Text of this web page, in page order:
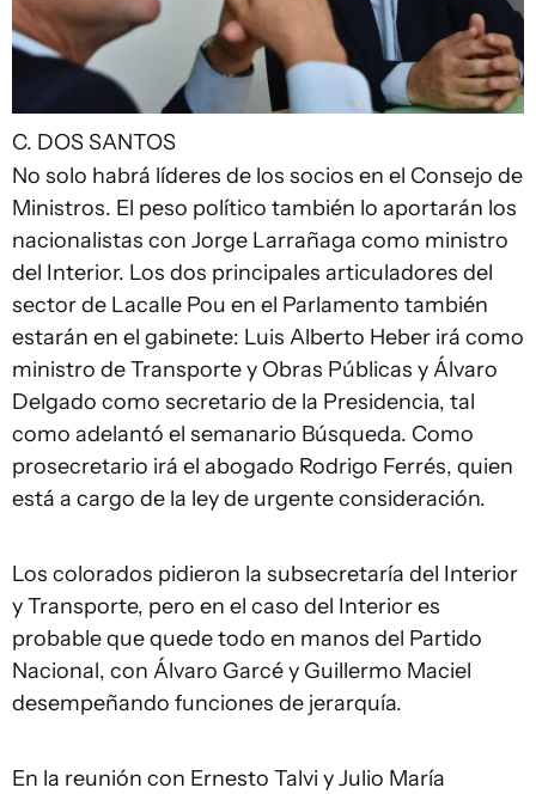
C. DOS SANTOS
No solo habrá líderes de los socios en el Consejo de
Ministros. El peso político también lo aportarán los
nacionalistas con Jorge Larrañaga como ministro
del Interior. Los dos principales articuladores del
sector de Lacalle Pou en el Parlamento también
estarán en el gabinete: Luis Alberto Heber irá como
ministro de Transporte y Obras Públicas y Álvaro
Delgado como secretario de la Presidencia, tal
como adelantó el semanario Búsqueda. Como
prosecretario irá el abogado Rodrigo Ferrés, quien
está a cargo de la ley de urgente consideración.
Los colorados pidieron la subsecretaría del Interior
y Transporte, pero en el caso del Interior es
probable que quede todo en manos del Partido
Nacional, con Álvaro Garcé y Guillermo Maciel
desempeñando funciones de jerarquía.
En la reunión con Ernesto Talvi y Julio María